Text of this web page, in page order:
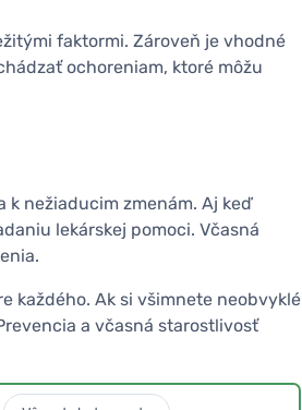
faktormi. Zároveň je vhodné
ochoreniam, ktoré môžu
k nežiaducim zmenám. Aj keď
lekárskej pomoci. Včasná
každého. Ak si všimnete neobvyklé
a včasná starostlivosť